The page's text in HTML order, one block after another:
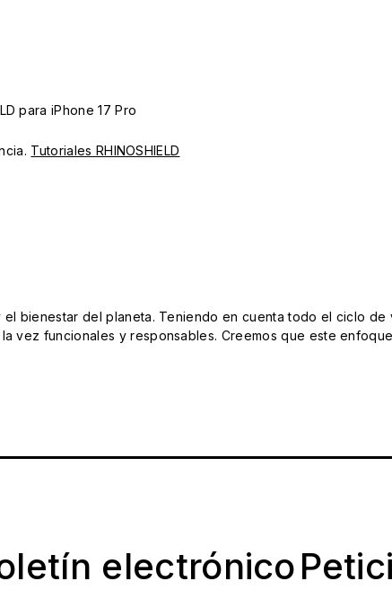
para iPhone 17 Pro
Tutoriales RHINOSHIELD
el bienestar del planeta. Teniendo en cuenta todo el ciclo
vez funcionales y responsables. Creemos que este
electrónico